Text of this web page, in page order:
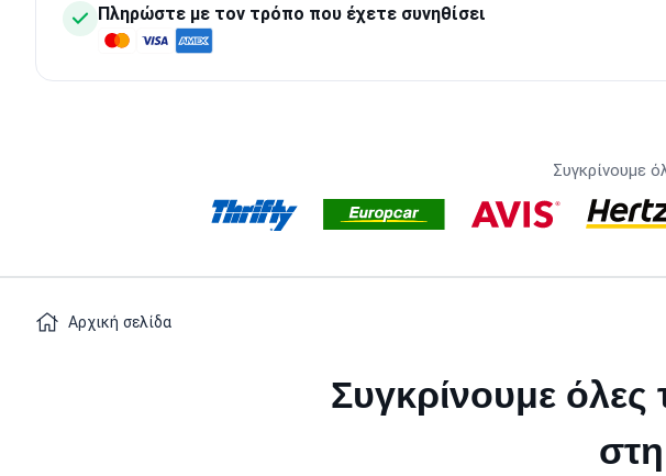
Πληρώστε με τον τρόπο που έχετε συνηθίσει
Συγκρίνουμε
Αρχική σελίδα
Συγκρίνουμε όλες